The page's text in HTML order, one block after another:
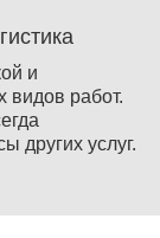
и
видов работ.
других услуг.